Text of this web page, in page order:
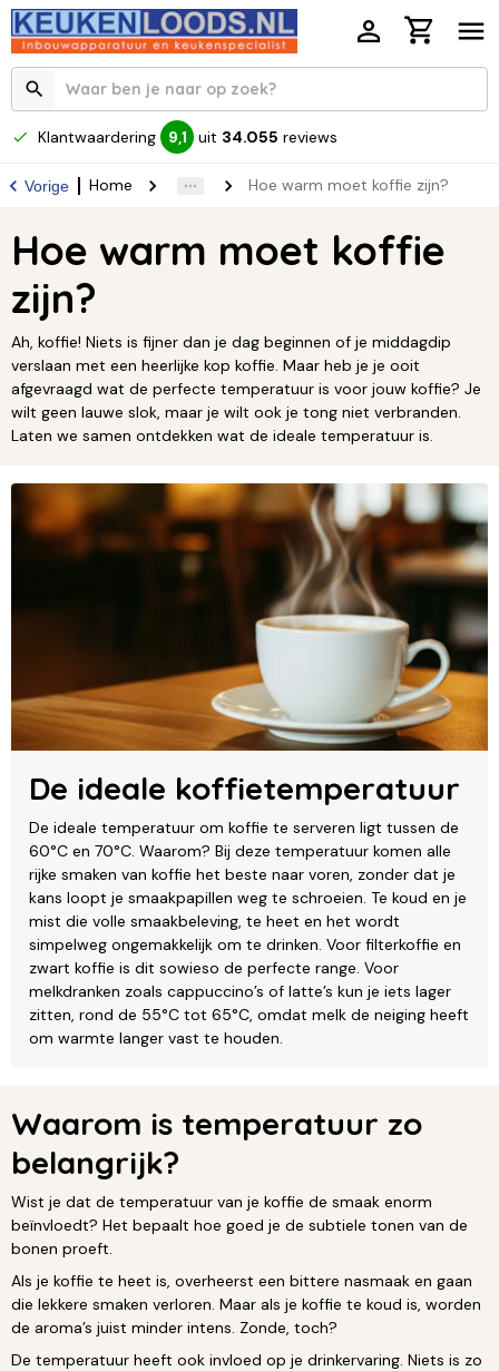
Klantwaardering 9,1 uit 34.055 reviews
Vorige Home Hoe warm moet koffie zijn?
Hoe warm moet koffie
zijn?
Ah, koffie! Niets is fijner dan je dag beginnen of je middagdip
verslaan met een heerlijke kop koffie. Maar heb je je ooit
afgevraagd wat de perfecte temperatuur is voor jouw koffie? Je
wilt geen lauwe slok, maar je wilt ook je tong niet verbranden.
Laten we samen ontdekken wat de ideale temperatuur is.
De ideale koffietemperatuur
De ideale temperatuur om koffie te serveren ligt tussen de
60°C en 70°C. Waarom? Bij deze temperatuur komen alle
rijke smaken van koffie het beste naar voren, zonder dat je
kans loopt je smaakpapillen weg te schroeien. Te koud en je
mist die volle smaakbeleving, te heet en het wordt
simpelweg ongemakkelijk om te drinken. Voor filterkoffie en
zwart koffie is dit sowieso de perfecte range. Voor
melkdranken zoals cappuccino’s of latte’s kun je iets lager
zitten, rond de 55°C tot 65°C, omdat melk de neiging heeft
om warmte langer vast te houden.
Waarom is temperatuur zo
belangrijk?
Wist je dat de temperatuur van je koffie de smaak enorm
beïnvloedt? Het bepaalt hoe goed je de subtiele tonen van de
bonen proeft.
Als je koffie te heet is, overheerst een bittere nasmaak en gaan
die lekkere smaken verloren. Maar als je koffie te koud is, worden
de aroma’s juist minder intens. Zonde, toch?
De temperatuur heeft ook invloed op je drinkervaring. Niets is zo